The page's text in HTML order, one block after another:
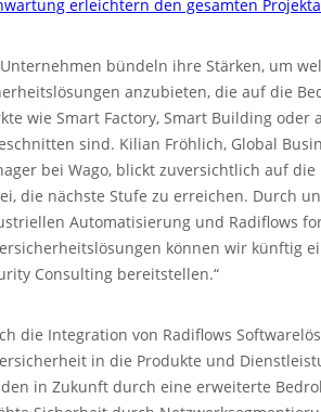
erleichtern den gesamten
bündeln ihre Stärken, um
anzubieten, die auf die
wie Smart Factory, Smart Building oder
sind. Kilian Fröhlich, Global
bei Wago, blickt zuversichtlich auf
die nächste Stufe zu erreichen. Durch
Automatisierung und Radiflows
können wir künftig
Consulting bereitstellen.“
die Integration von Radiflows
in die Produkte und
in Zukunft durch eine erweiterte